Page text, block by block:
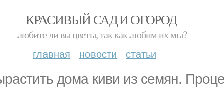
КРАСИВЫЙ САД И ОГОРОД
любите ли вы цветы, так как любим их мы?
главная новости статьи
дома киви из семян.